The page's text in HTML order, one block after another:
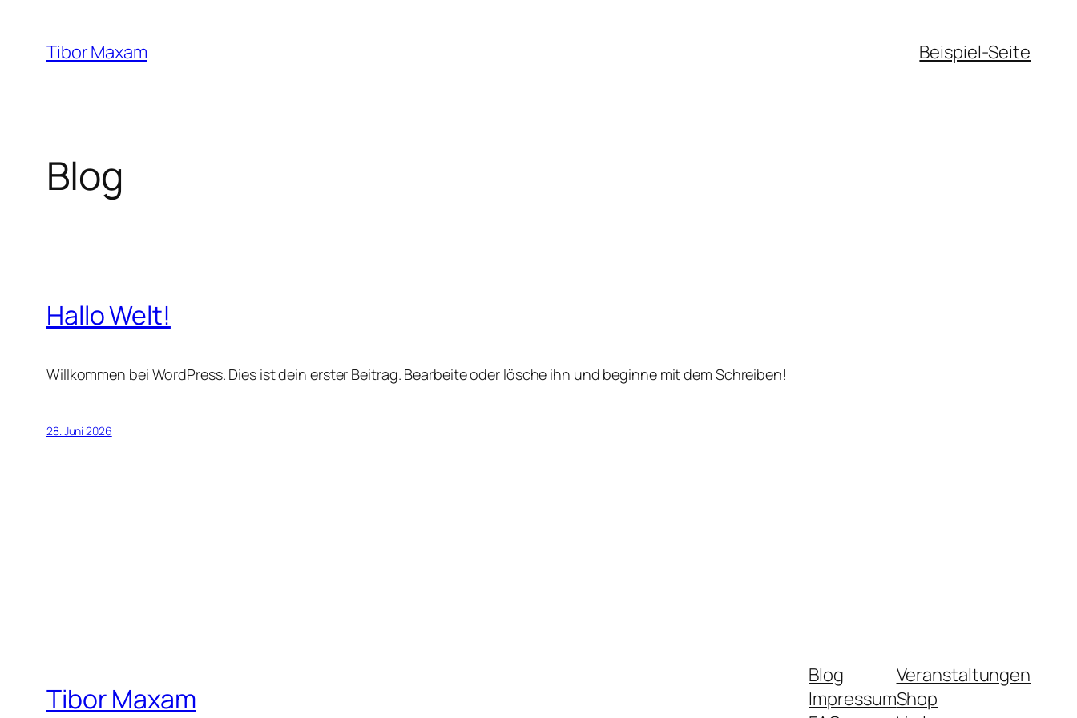
Inhalt
springen
Tibor Maxam Beispiel-Seite
Blog
Hallo Welt!
Willkommen bei WordPress. Dies ist dein erster Beitrag. Bearbeite oder lösche ihn und beginne mit dem Schreiben!
28. Juni 2026
Tibor Maxam
Blog
Impressum
Veranstaltungen
Shop